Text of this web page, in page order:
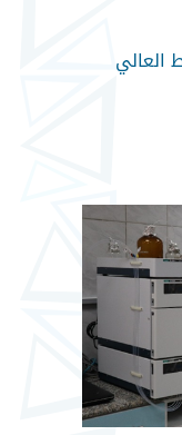
العالي